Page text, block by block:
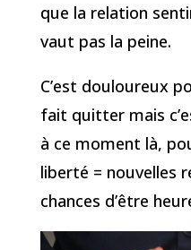
que la relation
vaut pas la peine.
C’est douloureux
fait quitter mais
à ce moment là,
liberté = nouvelles
chances d’être